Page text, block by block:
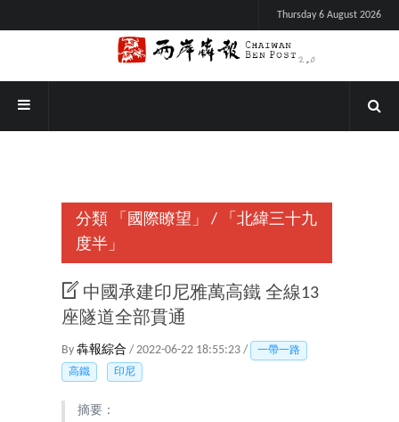
Thursday 6 August 2026
分類 「國際瞭望」 /
「北緯三十九
度半」
中國承建印尼雅萬高鐵 全線13
座隧道全部貫通
By 犇報綜合 / 2022-06-22 18:55:23 /
一帶一路
高鐵
印尼
摘要：